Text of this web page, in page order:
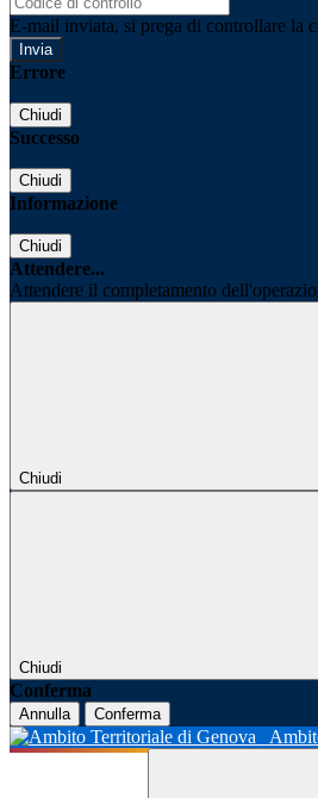
E-mail inviata, si prega di controllare la
Errore
Chiudi
Successo
Chiudi
Informazione
Chiudi
Attendere...
Attendere il completamento
Chiudi
Chiudi
Conferma
Annulla Conferma